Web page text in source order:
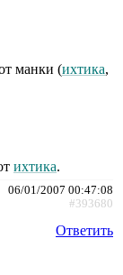
манки (ихтика,
ихтика.
06/01/2007 00:47:08
#393680
Ответить